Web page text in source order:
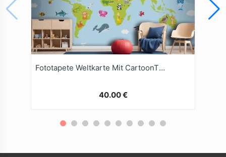
Fototapete Weltkarte Mit CartoonTieren
40.00 €